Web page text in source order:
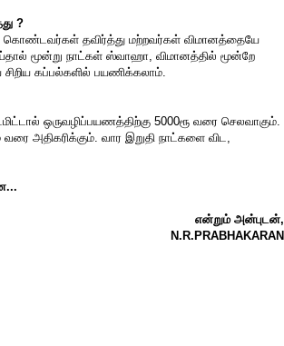
?
கொண்டவர்கள் தவிர்த்து மற்றவர்கள் விமானத்தையே
மூன்று நாட்கள் ஸ்வாஹா, விமானத்தில் மூன்றே
கப்பல்களில் பயணிக்கலாம்.
ஒருவழிப்பயணத்திற்கு 5000ரூ வரை செலவாகும்.
வரை அதிகரிக்கும். வார இறுதி நாட்களை விட,
என்றும் அன்புடன்,
N.R.PRABHAKARAN